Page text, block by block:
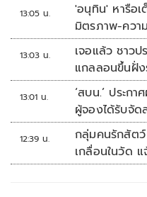
13:05 น.
'อนุทิน' หารือ
มิตรภาพ-ความ
13:03 น.
เจอแล้ว ชาว
แกลลอนขึ้นฝั่
หลายวัน
13:01 น.
‘สบน.’ ประก
ผู้จองได้รับจัด
12:39 น.
กลุ่มคนรักสัต
เกลื่อนในวัด